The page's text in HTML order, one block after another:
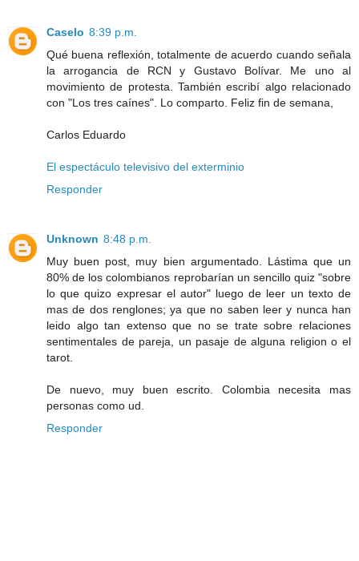
Caselo 8:39 p.m.
Qué buena reflexión, totalmente de acuerdo cuando señala
la arrogancia de RCN y Gustavo Bolívar. Me uno al
movimiento de protesta. También escribí algo relacionado
con "Los tres caínes". Lo comparto. Feliz fin de semana,
Carlos Eduardo
El espectáculo televisivo del exterminio
Responder
Unknown 8:48 p.m.
Muy buen post, muy bien argumentado. Lástima que un
80% de los colombianos reprobarían un sencillo quiz "sobre
lo que quizo expresar el autor" luego de leer un texto de
mas de dos renglones; ya que no saben leer y nunca han
leido algo tan extenso que no se trate sobre relaciones
sentimentales de pareja, un pasaje de alguna religion o el
tarot.
De nuevo, muy buen escrito. Colombia necesita mas
personas como ud.
Responder